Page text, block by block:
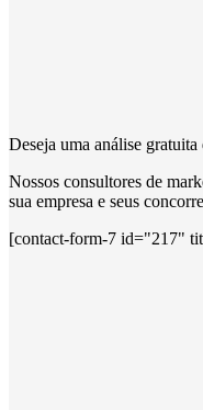
Deseja uma análise
Nossos consultores de
sua empresa e seus
[contact-form-7 id="217"